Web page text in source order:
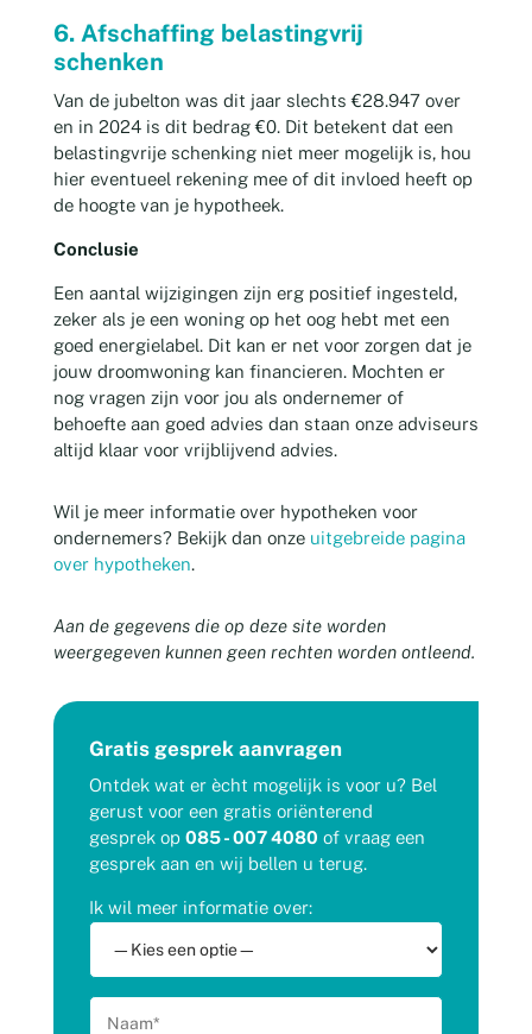
6. Afschaffing belastingvrij
schenken
Van de jubelton was dit jaar slechts €28.947 over
en in 2024 is dit bedrag €0. Dit betekent dat een
belastingvrije schenking niet meer mogelijk is, hou
hier eventueel rekening mee of dit invloed heeft op
de hoogte van je hypotheek.
Conclusie
Een aantal wijzigingen zijn erg positief ingesteld,
zeker als je een woning op het oog hebt met een
goed energielabel. Dit kan er net voor zorgen dat je
jouw droomwoning kan financieren. Mochten er
nog vragen zijn voor jou als ondernemer of
behoefte aan goed advies dan staan onze adviseurs
altijd klaar voor vrijblijvend advies.
Wil je meer informatie over hypotheken voor
ondernemers? Bekijk dan onze uitgebreide pagina
over hypotheken.
Aan de gegevens die op deze site worden
weergegeven kunnen geen rechten worden ontleend.
Gratis gesprek aanvragen
Ontdek wat er ècht mogelijk is voor u? Bel
gerust voor een gratis oriënterend
gesprek op 085 - 007 4080 of vraag een
gesprek aan en wij bellen u terug.
Ik wil meer informatie over: